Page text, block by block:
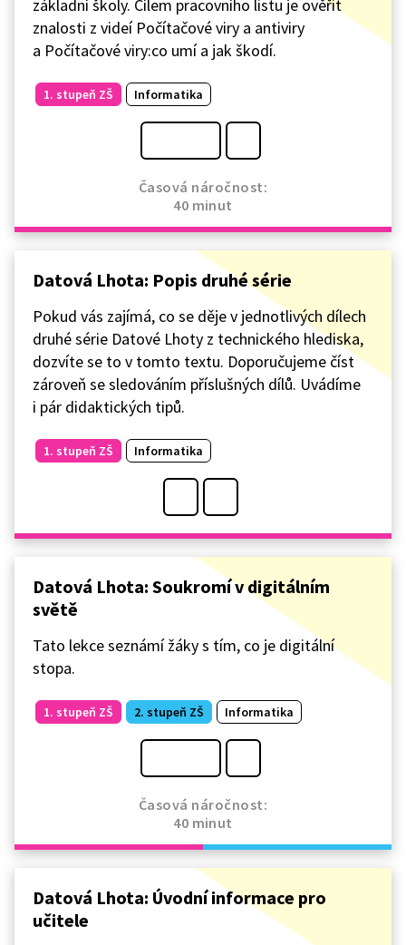
základní školy. Cílem pracovního listu je ověřit
znalosti z videí Počítačové viry a antiviry
a Počítačové viry:co umí a jak škodí.
1. stupeň ZŠ Informatika
Časová náročnost:
40 minut
Datová Lhota: Popis druhé série
Pokud vás zajímá, co se děje v jednotlivých dílech
druhé série Datové Lhoty z technického hlediska,
dozvíte se to v tomto textu. Doporučujeme číst
zároveň se sledováním příslušných dílů. Uvádíme
i pár didaktických tipů.
1. stupeň ZŠ Informatika
Datová Lhota: Soukromí v digitálním
světě
Tato lekce seznámí žáky s tím, co je digitální
stopa.
1. stupeň ZŠ 2. stupeň ZŠ Informatika
Časová náročnost:
40 minut
Datová Lhota: Úvodní informace pro
učitele